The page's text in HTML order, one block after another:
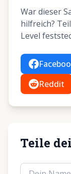
War dieser
hilfreich?
Level
Reddit
Teile